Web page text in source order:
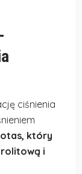
ciśnienia
który
i